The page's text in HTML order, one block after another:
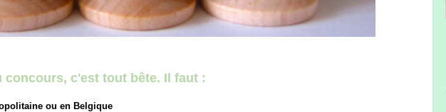
concours, c'est tout bête. Il faut :
ou en Belgique